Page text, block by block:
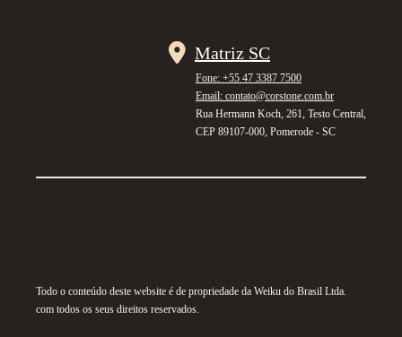
Matriz SC
Fone: +55 47 3387 7500
Email: contato@corstone.com.br
Rua Hermann Koch, 261, Testo Central,
CEP 89107-000, Pomerode - SC
Todo o conteúdo deste website é de propriedade da Weiku do Brasil Ltda.
com todos os seus direitos reservados.